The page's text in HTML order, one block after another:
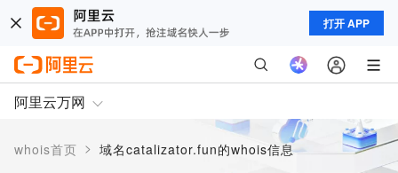
打开 APP
阿里云万网
whois首页 > 域名catalizator.fun的whois信息